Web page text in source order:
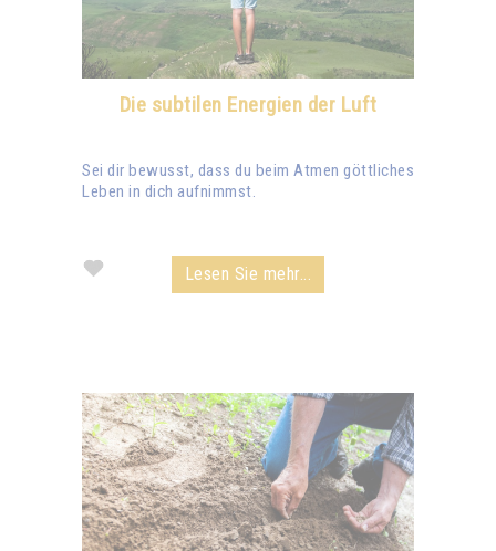
Die subtilen Energien der Luft
Sei dir bewusst, dass du beim Atmen göttliches
Leben in dich aufnimmst.
Lesen Sie mehr...